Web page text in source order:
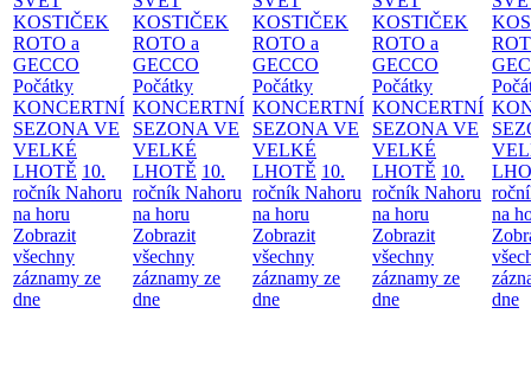
KOSTIČEK
ROTO a
GECCO
Počátky
KONCERTNÍ
SEZONA VE
VELKÉ
LHOTĚ 10.
ročník Nahoru
na horu
Zobrazit
všechny
záznamy ze
dne
KOSTIČEK
ROTO a
GECCO
Počátky
KONCERTNÍ
SEZONA VE
VELKÉ
LHOTĚ 10.
ročník Nahoru
na horu
Zobrazit
všechny
záznamy ze
dne
KOSTIČEK
ROTO a
GECCO
Počátky
KONCERTNÍ
SEZONA VE
VELKÉ
LHOTĚ 10.
ročník Nahoru
na horu
Zobrazit
všechny
záznamy ze
dne
KOSTIČEK
ROTO a
GECCO
Počátky
KONCERTNÍ
SEZONA VE
VELKÉ
LHOTĚ 10.
ročník Nahoru
na horu
Zobrazit
všechny
záznamy ze
dne
na
dne